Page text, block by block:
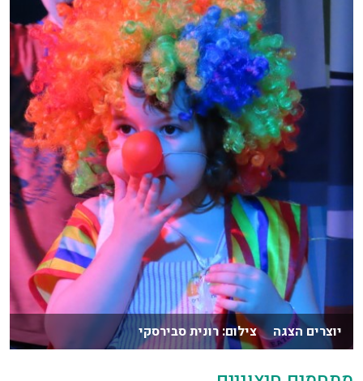
יוצרים הצגה צילום: רונית סבירסקי